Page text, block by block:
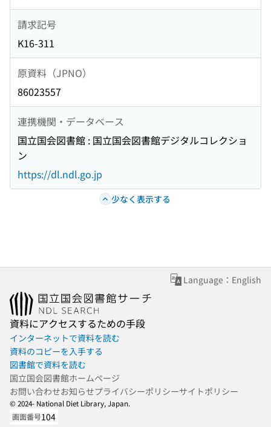
請求記号
K16-311
原資料（JPNO）
86023557
連携機関・データベース
国立国会図書館 : 国立国会図書館デジタルコレクショ
ン
https://dl.ndl.go.jp
少なく表示する
Language：English
資料にアクセスするための手段
インターネットで資料を読む
資料のコピーを入手する
図書館で資料を読む
国立国会図書館ホームページ
お問い合わせお知らせプライバシーポリシーサイトポリシー
© 2024- National Diet Library, Japan.
画面番号104